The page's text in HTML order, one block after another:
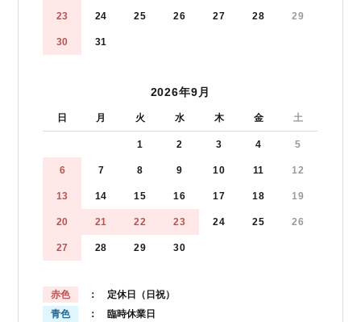
23 24 25 26 27 28 29
30 31
2026年9月
日 月 火 水 木 金 土
1 2 3 4 5
6 7 8 9 10 11 12
13 14 15 16 17 18 19
20 21 22 23 24 25 26
27 28 29 30
赤色
： 定休日（日祝）
青色
： 臨時休業日